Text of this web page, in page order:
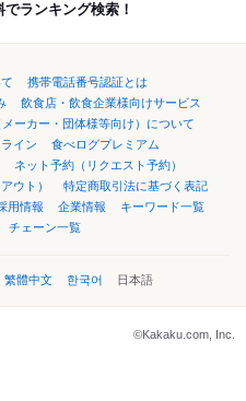
ランキング検索！
携帯電話番号認証とは
飲食店・飲食企業様向けサービス
メーカー・団体様等向け）について
イン
食べログプレミアム
ネット予約（リクエスト予約）
ウト）
特定商取引法に基づく表記
用情報 企業情報
キーワード一覧
チェーン一覧
繁體中文 한국어 日本語
©Kakaku.com, Inc.